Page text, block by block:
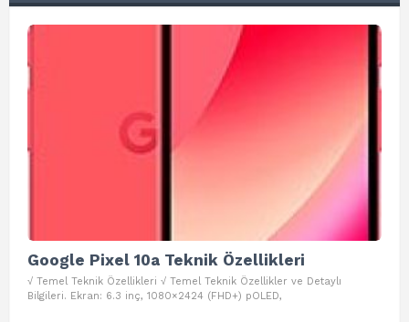
Google Pixel 10a Teknik Özellikleri
√ Temel Teknik Özellikleri √ Temel Teknik Özellikler ve Detaylı
Bilgileri. Ekran: 6.3 inç, 1080×2424 (FHD+) pOLED,